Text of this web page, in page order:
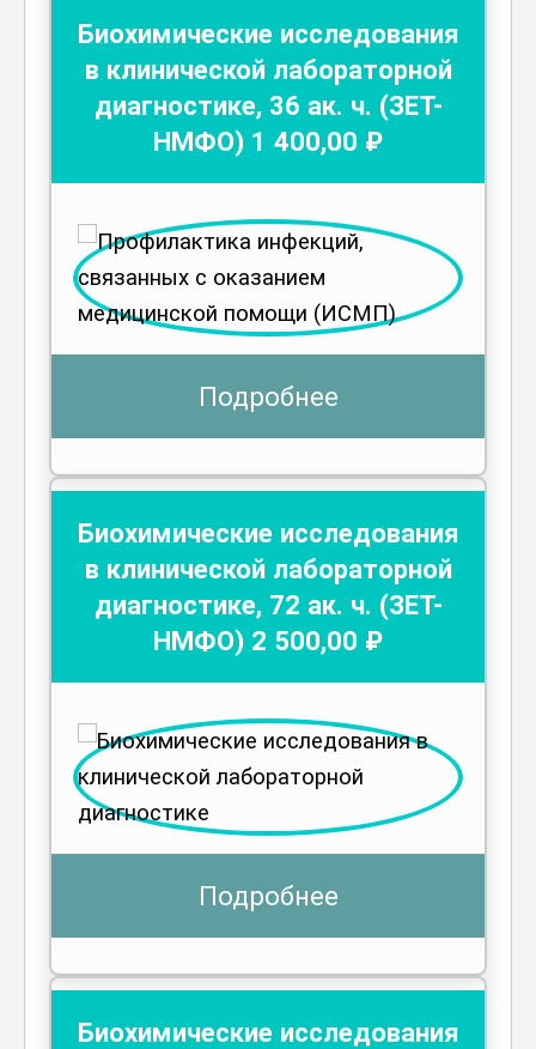
Биохимические исследования
в клинической лабораторной
диагностике, 36 ак. ч. (ЗЕТ-
НМФО) 1 400,00 ₽
Подробнее
Биохимические исследования
в клинической лабораторной
диагностике, 72 ак. ч. (ЗЕТ-
НМФО) 2 500,00 ₽
Подробнее
Биохимические исследования